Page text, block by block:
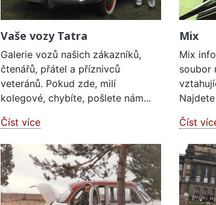
Vaše vozy Tatra
Galerie vozů našich zákazníků,
čtenářů, přátel a příznivců
veteránů. Pokud zde, milí
kolegové, chybíte, pošlete nám...
Číst více
Mix
Mix
soubor
Číst